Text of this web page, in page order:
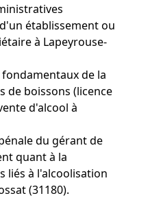
établissement ou
à Lapeyrouse-
de la
de boissons (licence
d'alcool à
du gérant de
quant à la
liés à l'alcoolisation
(31180).